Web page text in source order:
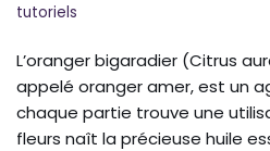
tutoriels
L’oranger bigaradier (Citrus
appelé oranger amer, est un
chaque partie trouve une
fleurs naît la précieuse huile